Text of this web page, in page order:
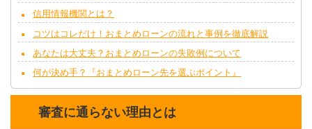
信用情報機関とは？
コツはコレだけ！おまとめローンの流れと事例を徹底解説
あなたは大丈夫？おまとめローンの失敗例について
何が決め手？『おまとめローン先を選ぶポイント』
審査に通らない理由とは